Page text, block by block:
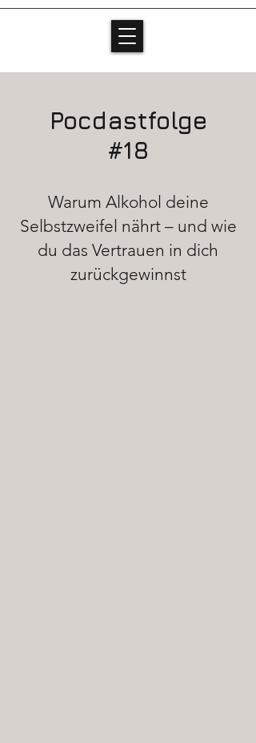
Pocdastfolge
#18
Warum Alkohol deine
Selbstzweifel nährt – und wie
du das Vertrauen in dich
zurückgewinnst